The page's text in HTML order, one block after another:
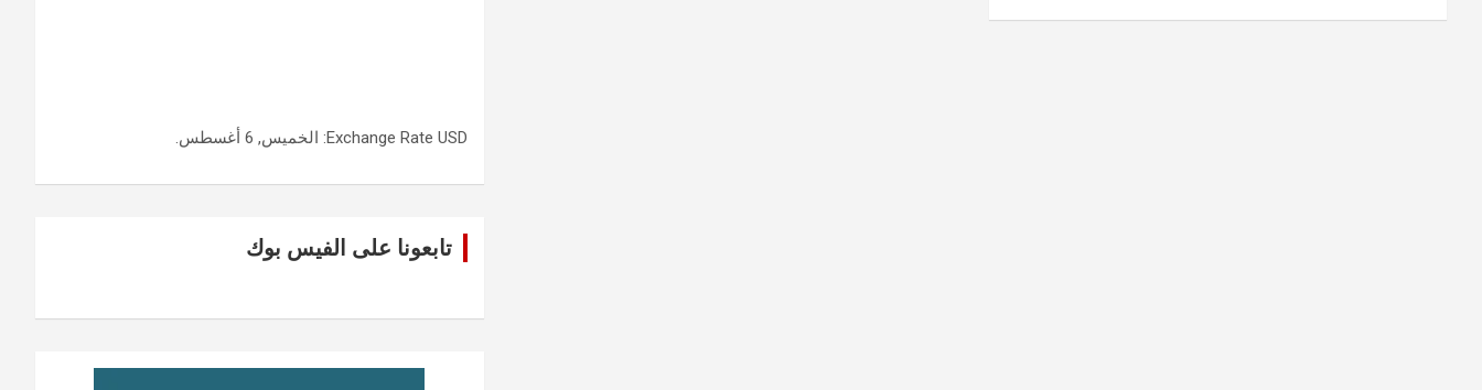
Exchange Rate USD : الخميس, 6 أغسطس.
تابعونا على الفيس بوك